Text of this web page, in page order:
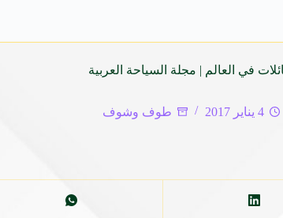
في العالم | مجلة السياحة العربية
4 يناير 2017 طوف وشوف